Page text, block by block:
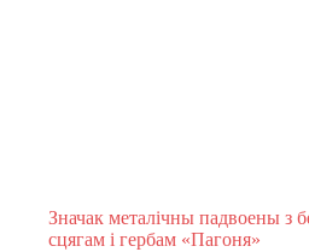
Значак металічны падвоены з
сцягам і гербам «Пагоня»